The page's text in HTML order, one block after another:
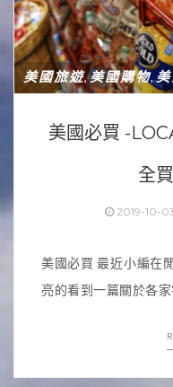
美國旅遊,美國購物,
美國必買 -
全
2019-10-
美國必買 最近小編在
亮的看到一篇關於各